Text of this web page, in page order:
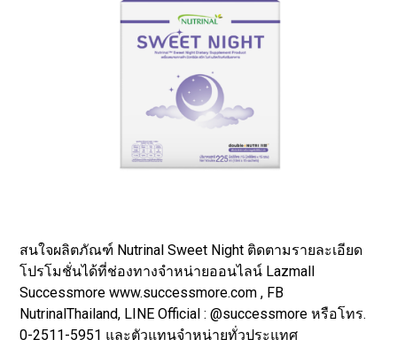
สนใจผลิตภัณฑ์ Nutrinal Sweet Night ติดตามรายละเอียด
โปรโมชั่นได้ที่ช่องทางจำหน่ายออนไลน์ Lazmall
Successmore www.successmore.com , FB
NutrinalThailand, LINE Official : @successmore หรือโทร.
0-2511-5951 และตัวแทนจำหน่ายทั่วประแทศ